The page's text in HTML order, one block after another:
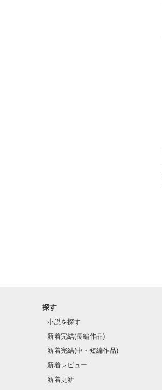
探す
小説を探す
新着完結(長編作品)
新着完結(中・短編作品)
新着レビュー
新着更新